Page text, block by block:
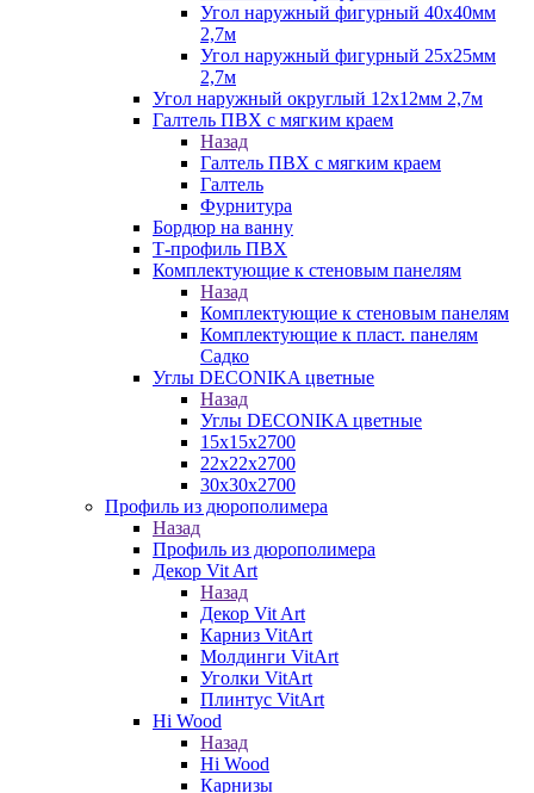
Угол наружный фигурный 40х40мм
2,7м
Угол наружный фигурный 25х25мм
2,7м
Угол наружный округлый 12х12мм 2,7м
Галтель ПВХ с мягким краем
Назад
Галтель ПВХ с мягким краем
Галтель
Фурнитура
Бордюр на ванну
Т-профиль ПВХ
Комплектующие к стеновым панелям
Назад
Комплектующие к стеновым панелям
Комплектующие к пласт. панелям
Садко
Углы DECONIKA цветные
Назад
Углы DECONIKA цветные
15х15х2700
22х22х2700
30х30х2700
Профиль из дюрополимера
Назад
Профиль из дюрополимера
Декор Vit Art
Назад
Декор Vit Art
Карниз VitArt
Молдинги VitArt
Уголки VitArt
Плинтус VitArt
Hi Wood
Назад
Hi Wood
Карнизы